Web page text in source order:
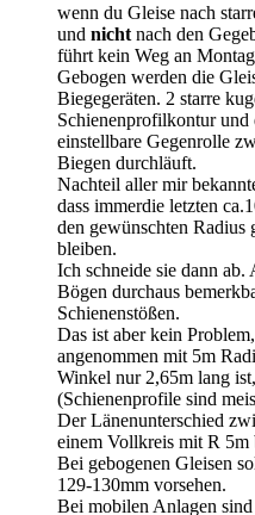
wenn du Gleise nach
und nicht nach den
führt kein Weg an
Gebogen werden die
Biegegeräten. 2 starre
Schienenprofilkontur und
einstellbare Gegenrolle
Biegen durchläuft.
Nachteil aller mir
dass immerdie letzten
den gewünschten Radius
bleiben.
Ich schneide sie dann ab.
Bögen durchaus
Schienenstößen.
Das ist aber kein
angenommen mit 5m
Winkel nur 2,65m lang
(Schienenprofile sind
Der Länenunterschied
einem Vollkreis mit R 5m
Bei gebogenen Gleisen
129-130mm vorsehen.
Bei mobilen Anlagen